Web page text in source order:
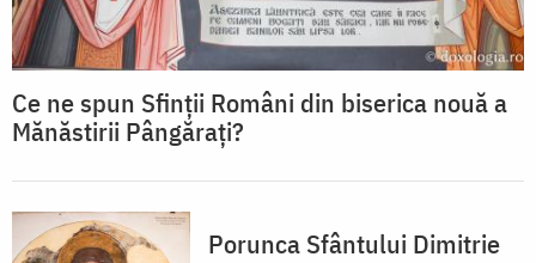
Ce ne spun Sfinții Români din biserica nouă a
Mănăstirii Pângărați?
Porunca Sfântului Dimitrie